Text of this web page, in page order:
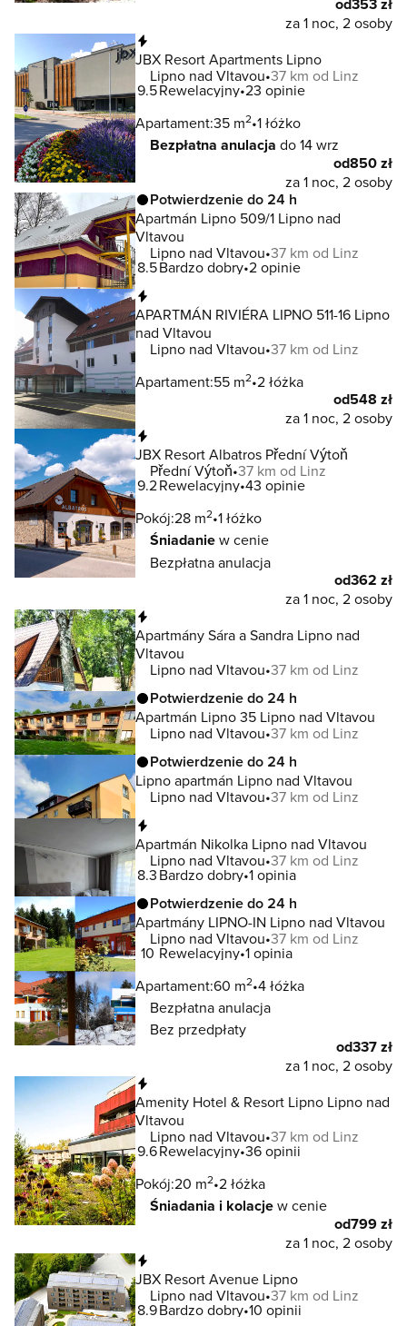
za 1 noc, 2 osoby
JBX Resort Apartments Lipno
Lipno nad Vltavou 37 km od Linz
9.5Rewelacyjny 23 opinie
Apartament:35 m2 1 łóżko
Bezpłatna anulacja do 14 wrz
od850 zł
za 1 noc, 2 osoby
Potwierdzenie do 24 h
Apartmán Lipno 509/1 Lipno nad
Vltavou
Lipno nad Vltavou 37 km od Linz
8.5Bardzo dobry 2 opinie
APARTMÁN RIVIÉRA LIPNO 511-16 Lipno
nad Vltavou
Lipno nad Vltavou 37 km od Linz
Apartament:55 m2 2 łóżka
od548 zł
za 1 noc, 2 osoby
JBX Resort Albatros Přední Výtoň
Přední Výtoň 37 km od Linz
9.2Rewelacyjny 43 opinie
Pokój:28 m2 1 łóżko
Śniadaniew cenie
Bezpłatna anulacja
od362 zł
za 1 noc, 2 osoby
Apartmány Sára a Sandra Lipno nad
Vltavou
Lipno nad Vltavou 37 km od Linz
Potwierdzenie do 24 h
Apartmán Lipno 35 Lipno nad Vltavou
Lipno nad Vltavou 37 km od Linz
Potwierdzenie do 24 h
Lipno apartmán Lipno nad Vltavou
Lipno nad Vltavou 37 km od Linz
Apartmán Nikolka Lipno nad Vltavou
Lipno nad Vltavou 37 km od Linz
8.3Bardzo dobry 1 opinia
Potwierdzenie do 24 h
Apartmány LIPNO-IN Lipno nad Vltavou
Lipno nad Vltavou 37 km od Linz
10 Rewelacyjny 1 opinia
Apartament:60 m2 4 łóżka
Bezpłatna anulacja
Bez przedpłaty
od337 zł
za 1 noc, 2 osoby
Amenity Hotel & Resort Lipno Lipno nad
Vltavou
Lipno nad Vltavou 37 km od Linz
9.6Rewelacyjny 36 opinii
Pokój:20 m2 2 łóżka
Śniadania i kolacjew cenie
od799 zł
za 1 noc, 2 osoby
JBX Resort Avenue Lipno
Lipno nad Vltavou 37 km od Linz
8.9Bardzo dobry 10 opinii